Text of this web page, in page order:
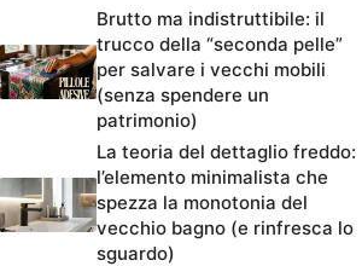
Brutto ma indistruttibile: il
trucco della “seconda pelle”
per salvare i vecchi mobili
(senza spendere un
patrimonio)
La teoria del dettaglio freddo:
l’elemento minimalista che
spezza la monotonia del
vecchio bagno (e rinfresca lo
sguardo)